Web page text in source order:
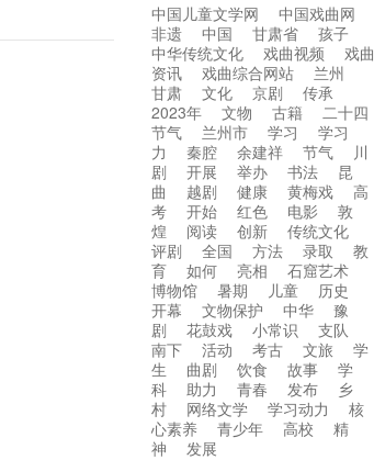
中国儿童文学网
中国戏曲网
非遗
中国 甘肃省
孩子
中华传统文化
戏曲视频
戏曲
资讯
戏曲综合网站
兰州
甘肃
文化 京剧
传承
2023年
文物 古籍
二十四
节气
兰州市 学习
学习
力
秦腔 余建祥 节气
川
剧
开展 举办 书法
昆
曲
越剧 健康 黄梅戏
高
考
开始 红色 电影
敦
煌
阅读 创新
传统文化
评剧
全国 方法 录取
教
育
如何 亮相
石窟艺术
博物馆
暑期 儿童
历史
开幕
文物保护 中华
豫
剧
花鼓戏 小常识
支队
南下
活动 考古 文旅
学
生
曲剧 饮食 故事
学
科
助力 青春 发布
乡
村
网络文学 学习动力
核
心素养
青少年 高校
精
神
发展